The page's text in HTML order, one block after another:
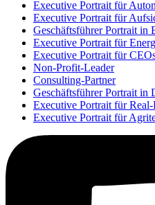
Executive Portrait für
Executive Portrait für
Geschäftsführer Portrait in
Executive Portrait für
Executive Portrait für
Non-Profit-Leader
Consulting-Partner
Geschäftsführer Portrait in
Executive Portrait für Real-
Executive Portrait für